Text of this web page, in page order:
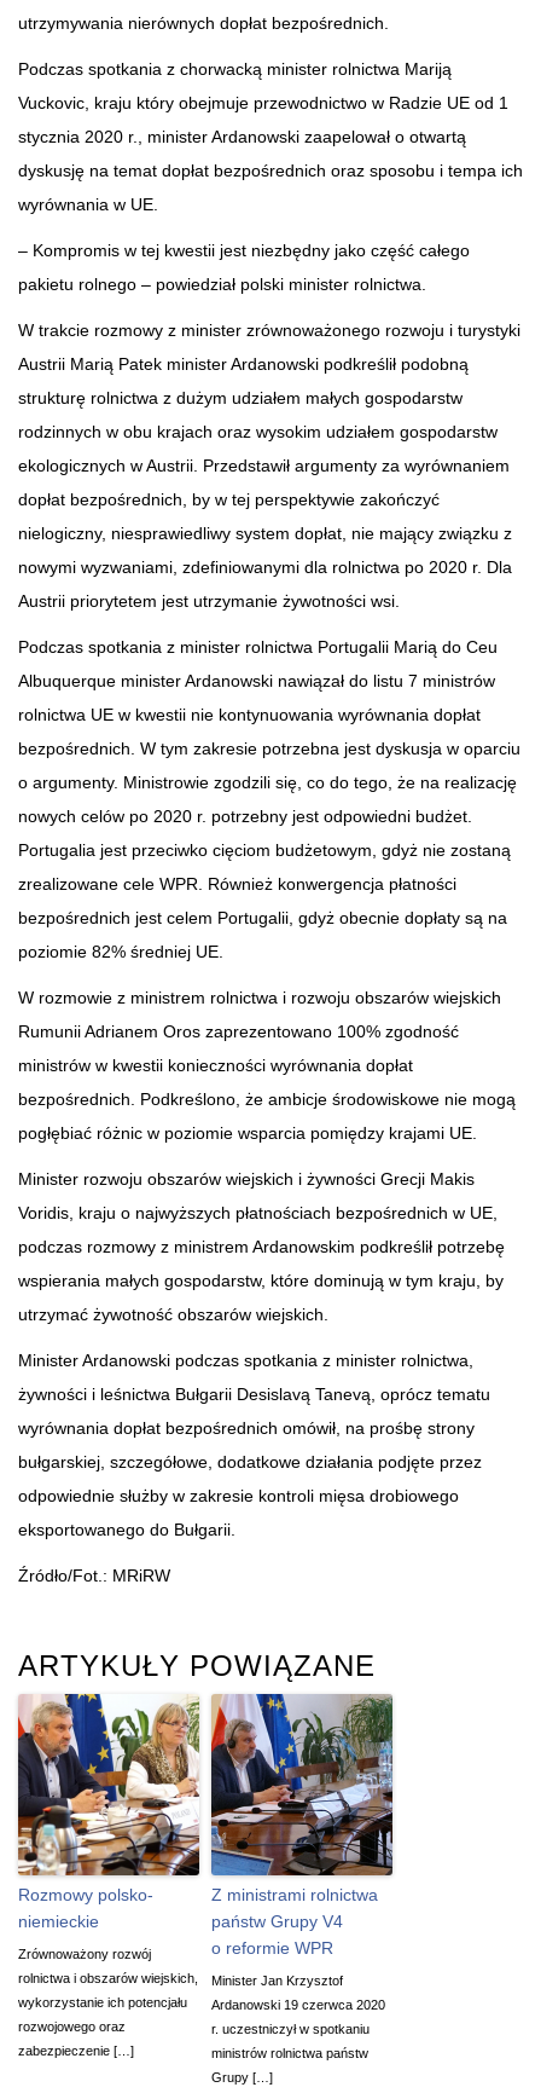
utrzymywania nierównych dopłat bezpośrednich.
Podczas spotkania z chorwacką minister rolnictwa Mariją
Vuckovic, kraju który obejmuje przewodnictwo w Radzie UE od 1
stycznia 2020 r., minister Ardanowski zaapelował o otwartą
dyskusję na temat dopłat bezpośrednich oraz sposobu i tempa ich
wyrównania w UE.
– Kompromis w tej kwestii jest niezbędny jako część całego
pakietu rolnego – powiedział polski minister rolnictwa.
W trakcie rozmowy z minister zrównoważonego rozwoju i turystyki
Austrii Marią Patek minister Ardanowski podkreślił podobną
strukturę rolnictwa z dużym udziałem małych gospodarstw
rodzinnych w obu krajach oraz wysokim udziałem gospodarstw
ekologicznych w Austrii. Przedstawił argumenty za wyrównaniem
dopłat bezpośrednich, by w tej perspektywie zakończyć
nielogiczny, niesprawiedliwy system dopłat, nie mający związku z
nowymi wyzwaniami, zdefiniowanymi dla rolnictwa po 2020 r. Dla
Austrii priorytetem jest utrzymanie żywotności wsi.
Podczas spotkania z minister rolnictwa Portugalii Marią do Ceu
Albuquerque minister Ardanowski nawiązał do listu 7 ministrów
rolnictwa UE w kwestii nie kontynuowania wyrównania dopłat
bezpośrednich. W tym zakresie potrzebna jest dyskusja w oparciu
o argumenty. Ministrowie zgodzili się, co do tego, że na realizację
nowych celów po 2020 r. potrzebny jest odpowiedni budżet.
Portugalia jest przeciwko cięciom budżetowym, gdyż nie zostaną
zrealizowane cele WPR. Również konwergencja płatności
bezpośrednich jest celem Portugalii, gdyż obecnie dopłaty są na
poziomie 82% średniej UE.
W rozmowie z ministrem rolnictwa i rozwoju obszarów wiejskich
Rumunii Adrianem Oros zaprezentowano 100% zgodność
ministrów w kwestii konieczności wyrównania dopłat
bezpośrednich. Podkreślono, że ambicje środowiskowe nie mogą
pogłębiać różnic w poziomie wsparcia pomiędzy krajami UE.
Minister rozwoju obszarów wiejskich i żywności Grecji Makis
Voridis, kraju o najwyższych płatnościach bezpośrednich w UE,
podczas rozmowy z ministrem Ardanowskim podkreślił potrzebę
wspierania małych gospodarstw, które dominują w tym kraju, by
utrzymać żywotność obszarów wiejskich.
Minister Ardanowski podczas spotkania z minister rolnictwa,
żywności i leśnictwa Bułgarii Desislavą Tanevą, oprócz tematu
wyrównania dopłat bezpośrednich omówił, na prośbę strony
bułgarskiej, szczegółowe, dodatkowe działania podjęte przez
odpowiednie służby w zakresie kontroli mięsa drobiowego
eksportowanego do Bułgarii.
Źródło/Fot.: MRiRW
ARTYKUŁY POWIĄZANE
Rozmowy polsko-
niemieckie
Zrównoważony rozwój
rolnictwa i obszarów wiejskich,
wykorzystanie ich potencjału
rozwojowego oraz
zabezpieczenie […]
Z ministrami rolnictwa
państw Grupy V4
o reformie WPR
Minister Jan Krzysztof
Ardanowski 19 czerwca 2020
r. uczestniczył w spotkaniu
ministrów rolnictwa państw
Grupy […]